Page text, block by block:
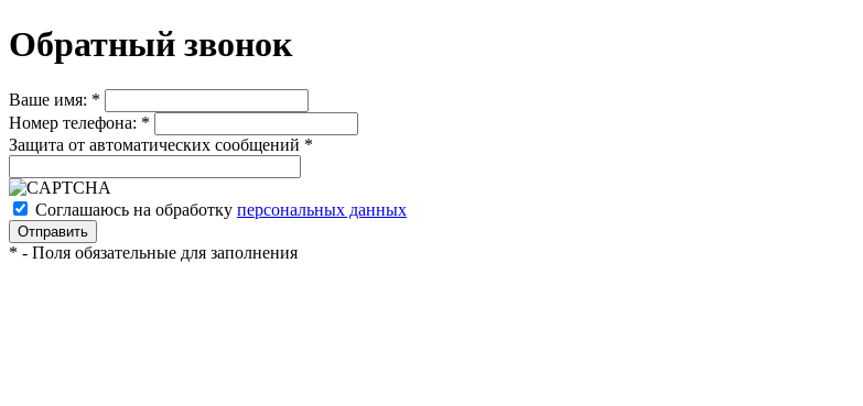
Обратный звонок
Ваше имя: *
Номер телефона: *
Защита от автоматических сообщений *
Соглашаюсь на обработку персональных данных
* - Поля обязательные для заполнения